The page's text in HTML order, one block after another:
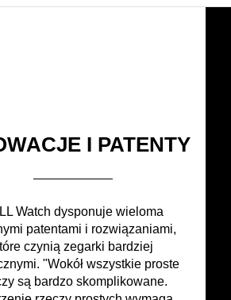
I PATENTY
Watch dysponuje wieloma
patentami i rozwiązaniami,
czynią zegarki bardziej
"Wokół wszystkie proste
są bardzo skomplikowane.